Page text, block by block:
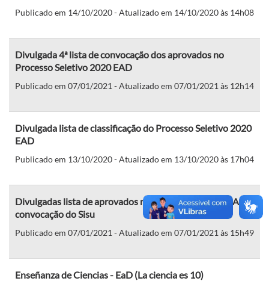
Publicado em 14/10/2020 - Atualizado em 14/10/2020 às 14h08
Divulgada 4ª lista de convocação dos aprovados no
Processo Seletivo 2020 EAD
Publicado em 07/01/2021 - Atualizado em 07/01/2021 às 12h14
Divulgada lista de classificação do Processo Seletivo 2020
EAD
Publicado em 13/10/2020 - Atualizado em 13/10/2020 às 17h04
Divulgadas lista de aprovados no Processo Seletivo EAD e
convocação do Sisu
Publicado em 07/01/2021 - Atualizado em 07/01/2021 às 15h49
Enseñanza de Ciencias - EaD (La ciencia es 10)